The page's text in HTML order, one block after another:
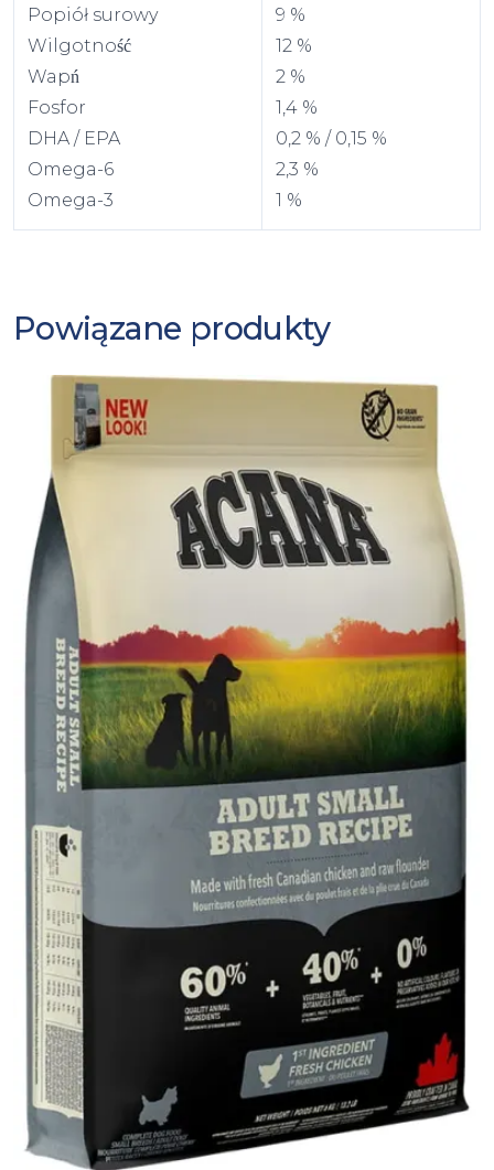
Popiół surowy
Wilgotność
Wapń
Fosfor
DHA / EPA
Omega-6
Omega-3
9 %
12 %
2 %
1,4 %
0,2 % / 0,15 %
2,3 %
1 %
Powiązane produkty